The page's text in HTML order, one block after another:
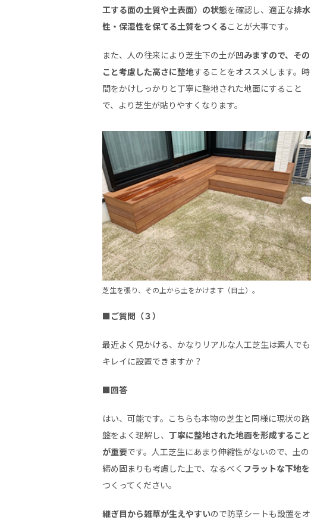
工する面の土質や土表面）の状態を確認し、適正な排水
性・保湿性を保てる土質をつくることが大事です。
また、人の往来により芝生下の土が凹みますので、その
こと考慮した高さに整地することをオススメします。時
間をかけしっかりと丁寧に整地された地面にすること
で、より芝生が貼りやすくなります。
芝生を張り、その上から土をかけます（目土）。
■ご質問（３）
最近よく見かける、かなりリアルな人工芝生は素人でも
キレイに設置できますか？
■回答
はい、可能です。こちらも本物の芝生と同様に現状の路
盤をよく理解し、 丁寧に整地された地面を形成すること
が重要です。人工芝生にあまり伸縮性がないので、土の
締め固まりも考慮した上で、なるべく フラットな下地を
つくってください。
継ぎ目から雑草が生えやすいので防草シートも設置をオ